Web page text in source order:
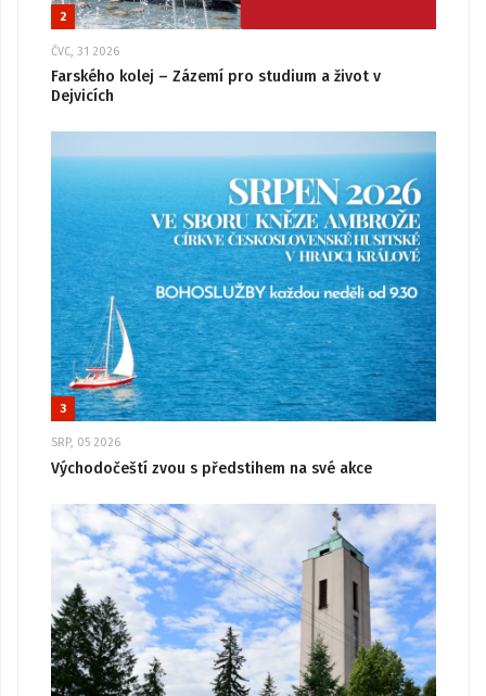
2
ČVC, 31 2026
Farského kolej – Zázemí pro studium a život v
Dejvicích
3
SRP, 05 2026
Východočeští zvou s předstihem na své akce